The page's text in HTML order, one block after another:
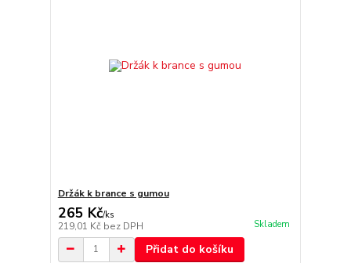
Držák k brance s gumou
265 Kč/ks
219,01 Kč bez DPH Skladem
Přidat do košíku